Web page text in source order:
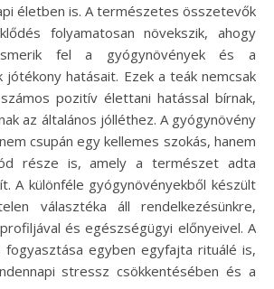
életben is. A természetes összetevők
folyamatosan növekszik, ahogy
fel a gyógynövények és a
jótékony hatásait. Ezek a teák nemcsak
pozitív élettani hatással bírnak,
az általános jólléthez. A gyógynövény
csupán egy kellemes szokás, hanem
része is, amely a természet adta
A különféle gyógynövényekből készült
választéka áll rendelkezésünkre,
és egészségügyi előnyeivel. A
egyben egyfajta rituálé is,
stressz csökkentésében és a